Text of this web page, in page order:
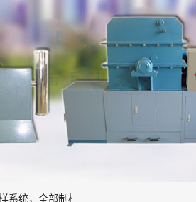
统，全部制样过程机械化操作，没有人